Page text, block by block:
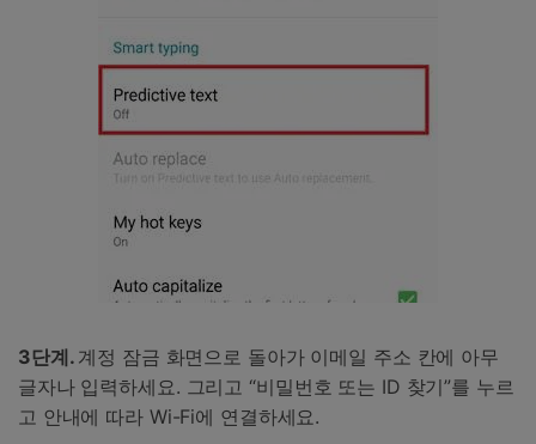
3단계. 계정 잠금 화면으로 돌아가 이메일 주소 칸에 아무
글자나 입력하세요. 그리고 “비밀번호 또는 ID 찾기”를 누르
고 안내에 따라 Wi-Fi에 연결하세요.